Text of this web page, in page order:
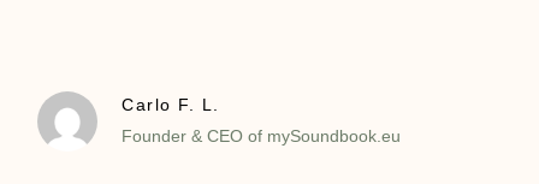
Carlo F. L.
Founder & CEO of mySoundbook.eu